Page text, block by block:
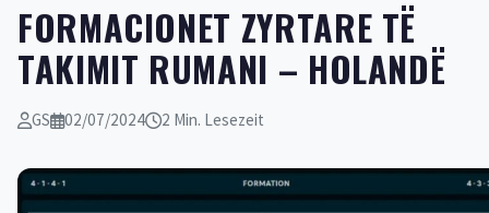
FORMACIONET ZYRTARE TË
TAKIMIT RUMANI – HOLANDË
GS 02/07/2024 2 Min. Lesezeit